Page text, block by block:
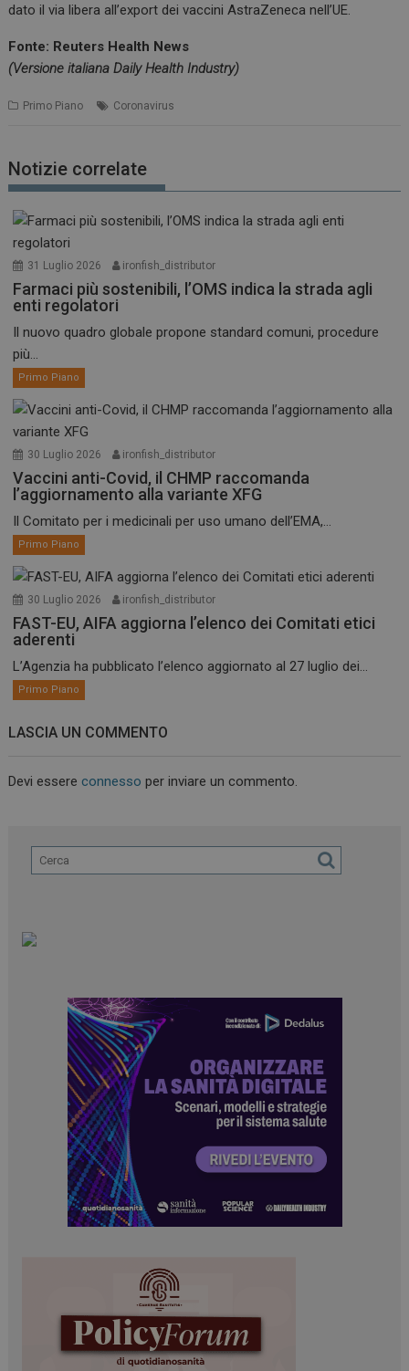
dato il via libera all’export dei vaccini AstraZeneca nell’UE.
Fonte: Reuters Health News
(Versione italiana Daily Health Industry)
Primo Piano Coronavirus
Notizie correlate
31 Luglio 2026 ironfish_distributor
Farmaci più sostenibili, l’OMS indica la strada agli
enti regolatori
Il nuovo quadro globale propone standard comuni, procedure
più...
Primo Piano
30 Luglio 2026 ironfish_distributor
Vaccini anti-Covid, il CHMP raccomanda
l’aggiornamento alla variante XFG
Il Comitato per i medicinali per uso umano dell’EMA,...
Primo Piano
30 Luglio 2026 ironfish_distributor
FAST-EU, AIFA aggiorna l’elenco dei Comitati etici
aderenti
L’Agenzia ha pubblicato l’elenco aggiornato al 27 luglio dei...
Primo Piano
LASCIA UN COMMENTO
Devi essereconnesso per inviare un commento.